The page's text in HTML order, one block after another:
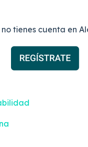
no tienes cuenta en
Electrónica